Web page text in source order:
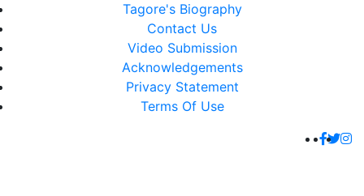
Tagore's Biography
Contact Us
Video Submission
Acknowledgements
Privacy Statement
Terms Of Use